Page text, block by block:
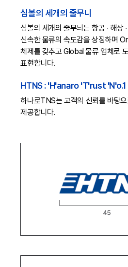
심볼의 세개의 줄무니
심볼의 세개의 줄무늬는 항공 ∙ 해상
신속한 물류의 속도감을 상징하며
체제를 갖추고 Global 물류 업체로
표현합니다.
HTNS : 'H'anaro 'T'rust
하나로TNS는 고객의 신뢰를 바탕
제공합니다.